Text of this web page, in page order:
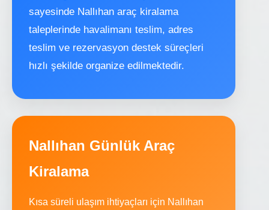
sayesinde Nallıhan araç kiralama
taleplerinde havalimanı teslim, adres
teslim ve rezervasyon destek süreçleri
hızlı şekilde organize edilmektedir.
Nallıhan Günlük Araç
Kiralama
Kısa süreli ulaşım ihtiyaçları için Nallıhan